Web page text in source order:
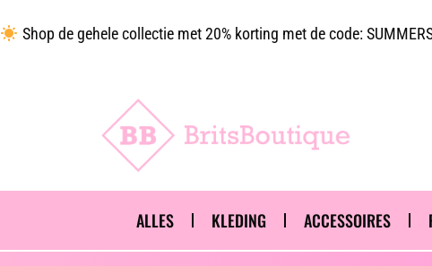
Shop de gehele collectie met 20% korting met de code:
ALLES KLEDING ACCESSOIRES